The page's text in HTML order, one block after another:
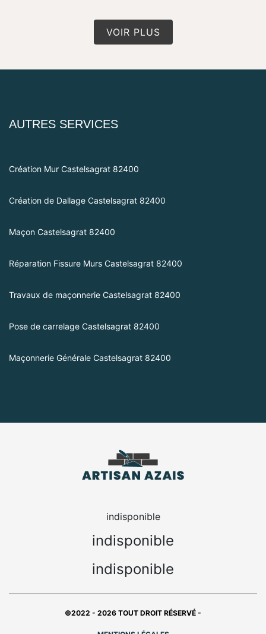
VOIR PLUS
AUTRES SERVICES
Création Mur Castelsagrat 82400
Création de Dallage Castelsagrat 82400
Maçon Castelsagrat 82400
Réparation Fissure Murs Castelsagrat 82400
Travaux de maçonnerie Castelsagrat 82400
Pose de carrelage Castelsagrat 82400
Maçonnerie Générale Castelsagrat 82400
indisponible
indisponible
indisponible
©2022 - 2026 TOUT DROIT RÉSERVÉ -